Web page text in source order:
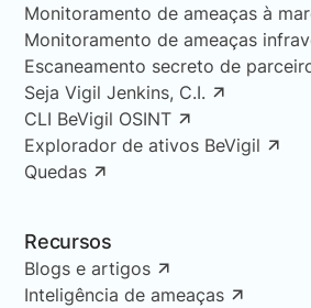
Monitoramento de ameaças à
Monitoramento de ameaças
Escaneamento secreto de
Seja Vigil Jenkins, C.I.
CLI BeVigil OSINT
Explorador de ativos BeVigil
Quedas
Recursos
Blogs e artigos
Inteligência de ameaças